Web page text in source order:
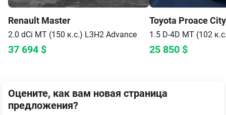
Renault Master
2.0 dCi MT (150 к.с.) L3H2 Advance
37 694 $
Toyota Proace City
1.5 D-4D MT (102
25 850 $
Оцените, как вам новая страница
предложения?